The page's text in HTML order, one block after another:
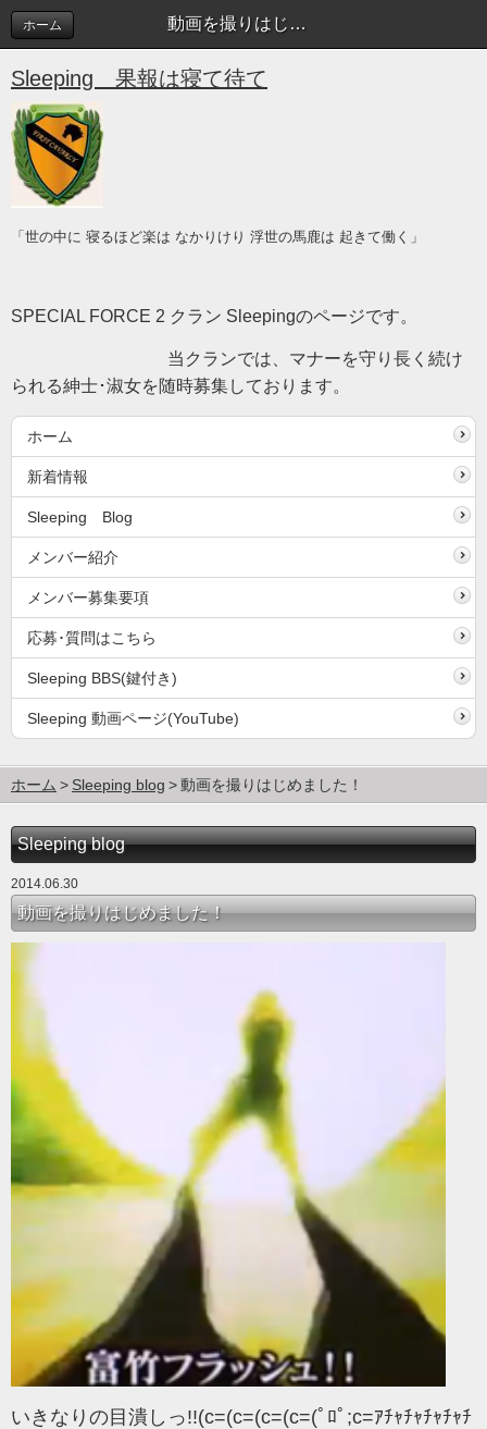
動画を撮りはじめました！ | Sleeping blog
ホーム
Sleeping 果報は寝て待て
「世の中に 寝るほど楽は なかりけり 浮世の馬鹿は 起きて働く」
SPECIAL FORCE 2 クラン Sleepingのページです。
当クランでは、マナーを守り長く続け
られる紳士･淑女を随時募集しております。
ホーム
新着情報
Sleeping Blog
メンバー紹介
メンバー募集要項
応募･質問はこちら
Sleeping BBS(鍵付き)
Sleeping 動画ページ(YouTube)
ホーム Sleeping blog 動画を撮りはじめました！
Sleeping blog
2014.06.30
動画を撮りはじめました！
いきなりの目潰しっ!!(c=(c=(c=(c=(ﾟﾛﾟ;c=ｱﾁｬﾁｬﾁｬﾁｬﾁ